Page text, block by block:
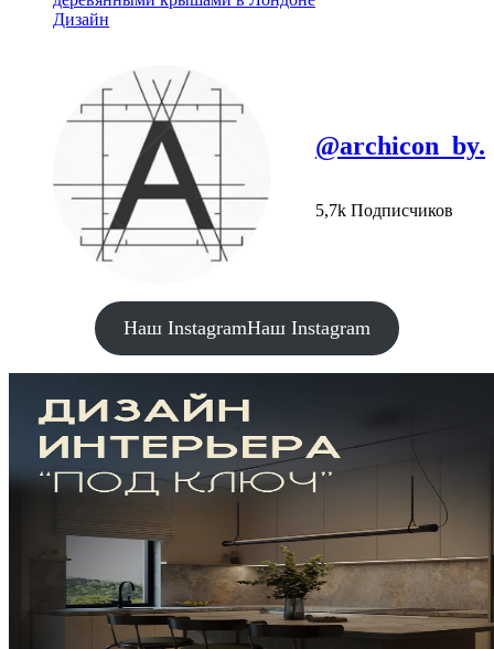
Дизайн
@archicon_by.
5,7k Подписчиков
Наш InstagramНаш Instagram